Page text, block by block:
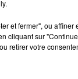
ici. Il s'agit d'un
et fermer", ou
cliquant sur
retirer votre